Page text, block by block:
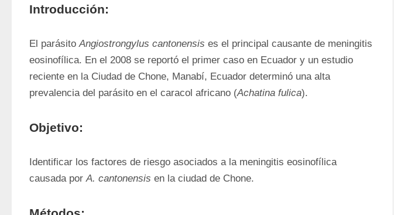
Introducción:
El parásito Angiostrongylus cantonensis es el principal causante de meningitis
eosinofílica. En el 2008 se reportó el primer caso en Ecuador y un estudio
reciente en la Ciudad de Chone, Manabí, Ecuador determinó una alta
prevalencia del parásito en el caracol africano (Achatina fulica).
Objetivo:
Identificar los factores de riesgo asociados a la meningitis eosinofílica
causada por A. cantonensis en la ciudad de Chone.